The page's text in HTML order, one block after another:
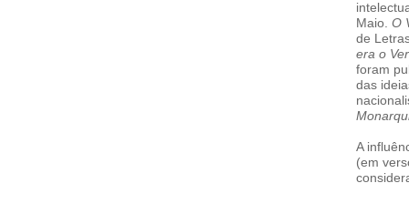
Maio. O
de
era o
foram
das
A
(em